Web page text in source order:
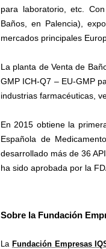
para laboratorio, etc.
Baños, en Palencia),
mercados principales
La planta de Venta de
GMP ICH-Q7 – EU-GMP
industrias farmacéuticas,
En 2015 obtiene la
Española de
desarrollado más de 36
ha sido aprobada por la
Sobre la Fundación
La Fundación Empresas